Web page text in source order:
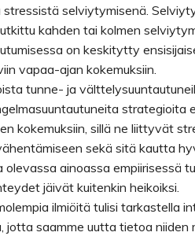
selviytymisenä.
kahden tai kolmen
on keskitytty
vapaa-ajan kokemuksiin.
tunne- ja
strategioita
kokemuksiin, sillä ne liittyvät
sekä sitä kautta
olevassa ainoassa empiirisessä
jäivät kuitenkin heikoiksi.
ilmiöitä tulisi tarkastella
jotta saamme uutta tietoa niiden